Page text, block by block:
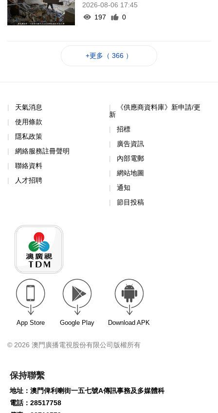
2026-08-06 17:45
197
0
+更多（ 366 ）
天氣消息
使用條款
隱私政策
網絡服務註冊聲明
聯絡資料
人才招聘
《供應商資料庫》新申請/更
新
招標
廣告資訊
內部電郵
網站地圖
通知
節目投稿
App Store Google Play Download APK
© 2026 澳門廣播電視股份有限公司版權所有
保持聯繫
地址：澳門俾利喇街一五七號A傳訊事務及多媒體科
電話：28517758